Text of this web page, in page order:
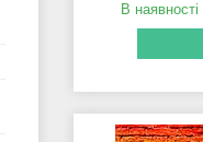
В наявності